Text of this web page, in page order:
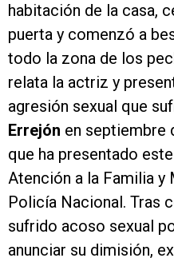
habitación de la casa,
puerta y comenzó a
todo la zona de los
relata la actriz y
agresión sexual que
Errejón en septiembre
que ha presentado
Atención a la Familia y
Policía Nacional. Tras
sufrido acoso sexual
anunciar su dimisión,